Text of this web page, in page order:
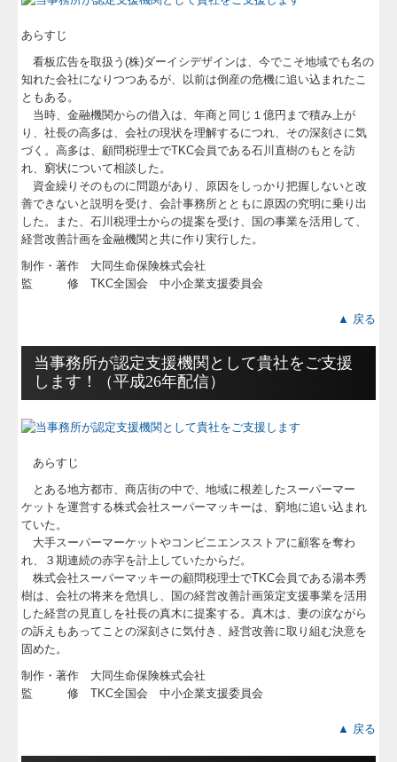
あらすじ
看板広告を取扱う(株)ダーイシデザインは、今でこそ地域でも名の
知れた会社になりつつあるが、以前は倒産の危機に追い込まれたこ
ともある。
当時、金融機関からの借入は、年商と同じ１億円まで積み上が
り、社長の高多は、会社の現状を理解するにつれ、その深刻さに気
づく。高多は、顧問税理士でTKC会員である石川直樹のもとを訪
れ、窮状について相談した。
資金繰りそのものに問題があり、原因をしっかり把握しないと改
善できないと説明を受け、会計事務所とともに原因の究明に乗り出
した。また、石川税理士からの提案を受け、国の事業を活用して、
経営改善計画を金融機関と共に作り実行した。
制作・著作 大同生命保険株式会社
監 修 TKC全国会 中小企業支援委員会
▲ 戻る
当事務所が認定支援機関として貴社をご支援
します！（平成26年配信）
あらすじ
とある地方都市、商店街の中で、地域に根差したスーパーマー
ケットを運営する株式会社スーパーマッキーは、窮地に追い込まれ
ていた。
大手スーパーマーケットやコンビニエンスストアに顧客を奪わ
れ、３期連続の赤字を計上していたからだ。
株式会社スーパーマッキーの顧問税理士でTKC会員である湯本秀
樹は、会社の将来を危惧し、国の経営改善計画策定支援事業を活用
した経営の見直しを社長の真木に提案する。真木は、妻の涙ながら
の訴えもあってことの深刻さに気付き、経営改善に取り組む決意を
固めた。
制作・著作 大同生命保険株式会社
監 修 TKC全国会 中小企業支援委員会
▲ 戻る